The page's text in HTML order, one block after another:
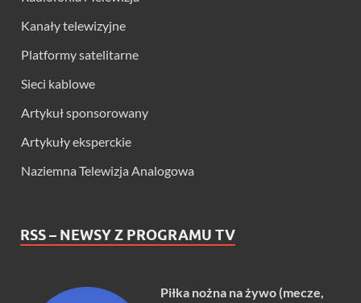
Kanały telewizyjne
Platformy satelitarne
Sieci kablowe
Artykuł sponsorowany
Artykuły eksperckie
Naziemna Telewizja Analogowa
RSS – NEWSY Z PROGRAMU TV
Piłka nożna na żywo (mecze,